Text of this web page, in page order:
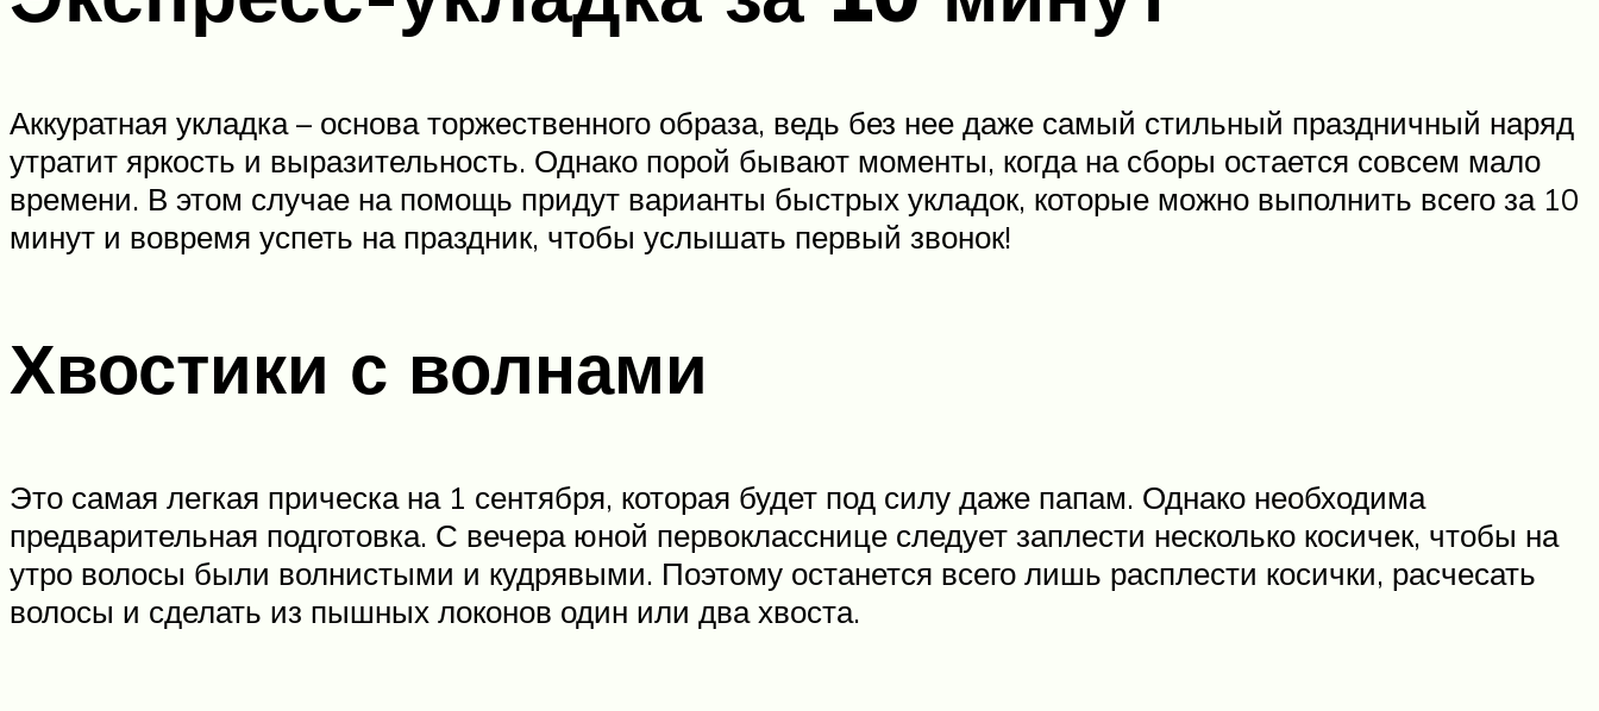
Аккуратная укладка – основа торжественного образа, ведь без нее даже самый стильный праздничный наряд
утратит яркость и выразительность. Однако порой бывают моменты, когда на сборы остается совсем мало
времени. В этом случае на помощь придут варианты быстрых укладок, которые можно выполнить всего за 10
минут и вовремя успеть на праздник, чтобы услышать первый звонок!
Хвостики с волнами
Это самая легкая прическа на 1 сентября, которая будет под силу даже папам. Однако необходима
предварительная подготовка. С вечера юной первокласснице следует заплести несколько косичек, чтобы на
утро волосы были волнистыми и кудрявыми. Поэтому останется всего лишь расплести косички, расчесать
волосы и сделать из пышных локонов один или два хвоста.